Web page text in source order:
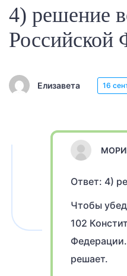
4) решение
Российской
Елизавета 16
Ответ: 4)
Чтобы
102
решает.